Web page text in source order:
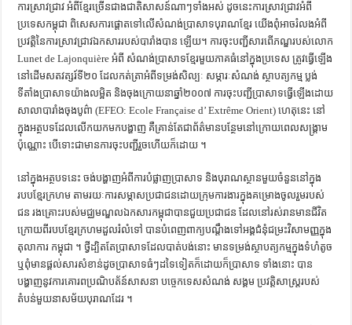
ការ​ស្រាវជ្រាវ​ ​អំពី​ខ្មែរ​ច្រើន​ជាង​ជាតិ​សាសន៍​ណាៗ​ទាំងអស់​ ​ដូចនេះ​ការ​ស្រាវជ្រាវ​អំពី​
ប្រទេស​កម្ពុជា​ ​ពិសេស​ការ​ផ្ដោត​ទៅ​លើ​សំណង់​ប្រាសាទបុរាណ​ខ្មែរ​ យើង​ពុំ​អាច​រំលង​អំពី​
ប្រវត្ដិ​នៃ​ការ​ស្រាវជ្រាវ​ឯកសារ​របស់​បារាំង​បាន​ ឡើយ​។​ ​ការ​ចុះ​​បញ្ជី​សារពើភណ្ឌ​របស់​លោក​
​Lunet​ ​de​ ​Lajonquière​ ​អំពី ​សំណង់​ប្រាសាទខ្មែរ​មួយ​ភាគ​ធំ​នៅ​ក្នុង​ប្រទេស​ ​ត្រូវធ្វើ​ឡើង​
នៅ​ដើម​សតវត្សរ៍​ទី​២០​ ​ដែល​កត់ត្រា​អំពី​ទម្រង់​សិល្បៈ​ ​សម្ភារៈ​សំណង់​ ​ស្ថាបត្យកម្ម​ ​ប្លង់​
ទីតាំង​​​ប្រាសាទ​យ៉ាង​លម្អិត​ ​និង​ចុង​ក្រោយ​នា​ឆ្នាំ​២០០៧​ ​ការ​ចុះបញ្ជី​ប្រាសាទ​ធ្វើ​ឡើង​ដោយ​
សាលា​បារាំង​ចុង​បូព៌ា​ ​(EFEO​: Ecole​ ​Française​ ​d’​ ​Extrême​ ​Orient​) ហេតុនេះ​ ​នៅ​
ក្នុង​អត្ថបទ​ដែល​លើកយក​មក​បង្ហាញ ​គឺ​គ្រាន់តែ​​ជា​ព័ត៌មាន​បន្ថែម​នៅ​ក្រោយ​ពេល​សង្គ្រាម​
ប៉ុណ្ណោះ​ ​បើ​ទោះជា​មានការ​ចុះបញ្ជី​រួច​ហើយ​ក៏​ដោយ ។​ ​
នៅ​ក្នុង​អត្ថបទ​នេះ​ ​ចង់​បង្ហាញ​អំពី​ការ​បំផ្លាញ​ប្រាសាទ​ ​និង​បុរាណ​ស្ថាន​មួយ​ចំនួន​នៅ​ក្នុង​
របប​ខ្មែរក្រហម​ ​តាម​រយៈ​ការ​សម្ភាស​​ប្រជាជន​ដោយ​ក្រុមការងារ​ក្នុង​គម្រោង​ចូលរួម​របស់​
ជន ​រង​គ្រោះ​របស់​មជ្ឈមណ្ឌល​ឯកសារ​កម្ពុជា​បាន​ជួយ​ប្រជាជន​ ​ដែល​នៅ​រស់រាន​មានជីវិត​
ក្រោយ​ពី​របប​ខ្មែរក្រហម​ដួល​រំលំ​ទៅ​ ​បាន​បំពេញ​ពាក្យបណ្ដឹង​ទៅ​អង្គ​ជំនុំជម្រះ​វិសាមញ្ញ​​ក្នុង​
តុលាការ​ កម្ពុជា ។​ ​ថ្វី​ដ្បិតតែ​ប្រាសាទ​ដែល​បាត់​បង់​នោះ​ ​មាន​ទម្រង់​ស្ថាបត្យកម្ម​ក្នុង​ទំហំ​តូច​
​ឬ​ពុំ​មាន​ផ្ដល់​សារ​សំខាន់​ដូច​ប្រាសាទធំៗ​ដទៃ​ទៀត​ក៏​ដោយ​ក៏​ប្រាសាទ​ ទាំងនោះ​ ​បាន​
បង្ហាញ​នូវ​ការ​គោរព​ប្រ​ណិ​ប​ត័​ន៍​សាសនា​ ​បច្ចេកទេស​សំណង់​ ​សង្គម​ ​ប្រវត្ដិសាស្ដ្រ​របស់​
តំបន់​មួយ​នា​សម័យ​បុរាណ​ដែរ ។​ ​